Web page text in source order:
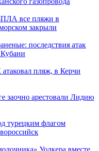
все пляжи в
закрыли
последствия атак
пляж, в Керчи
заочно арестовали Лидию
турецким флагом
Уолкера вместе